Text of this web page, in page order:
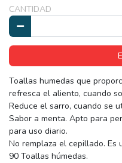
CANTIDAD
Toallas humedas que
refresca el aliento, cuando
Reduce el sarro, cuando se
Sabor a menta. Apto para
para uso diario.
No remplaza el cepillado. Es
90 Toallas húmedas.